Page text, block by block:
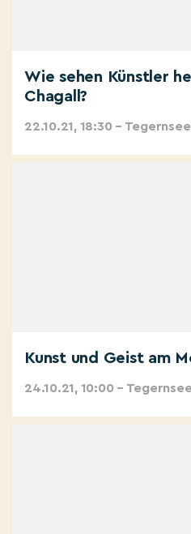
Wie sehen Künstler
Chagall?
22.10.21, 18:30 – Tegernsee
Kunst und Geist am
24.10.21, 10:00 – Tegernsee